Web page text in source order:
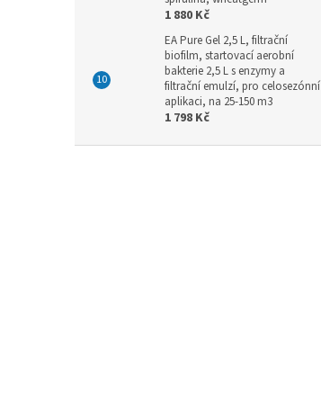
1 880 Kč
EA Pure Gel 2,5 L, filtrační
biofilm, startovací aerobní
bakterie 2,5 L s enzymy a
filtrační emulzí, pro celosezónní
aplikaci, na 25-150 m3
1 798 Kč